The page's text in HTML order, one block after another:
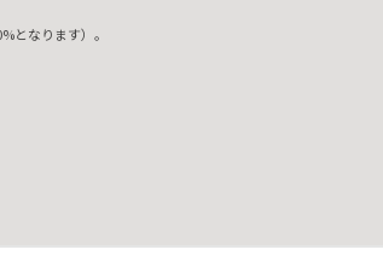
となります）。